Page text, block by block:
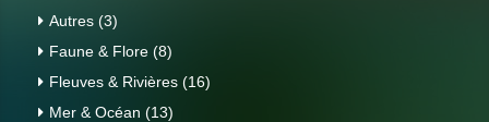
Autres (3)
Faune & Flore (8)
Fleuves & Rivières (16)
Mer & Océan (13)